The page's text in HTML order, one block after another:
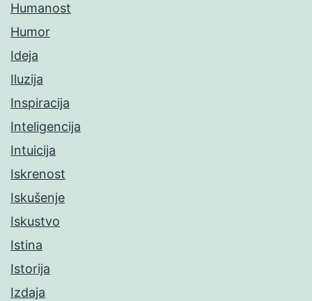
Humanost
Humor
Ideja
Iluzija
Inspiracija
Inteligencija
Intuicija
Iskrenost
Iskušenje
Iskustvo
Istina
Istorija
Izdaja